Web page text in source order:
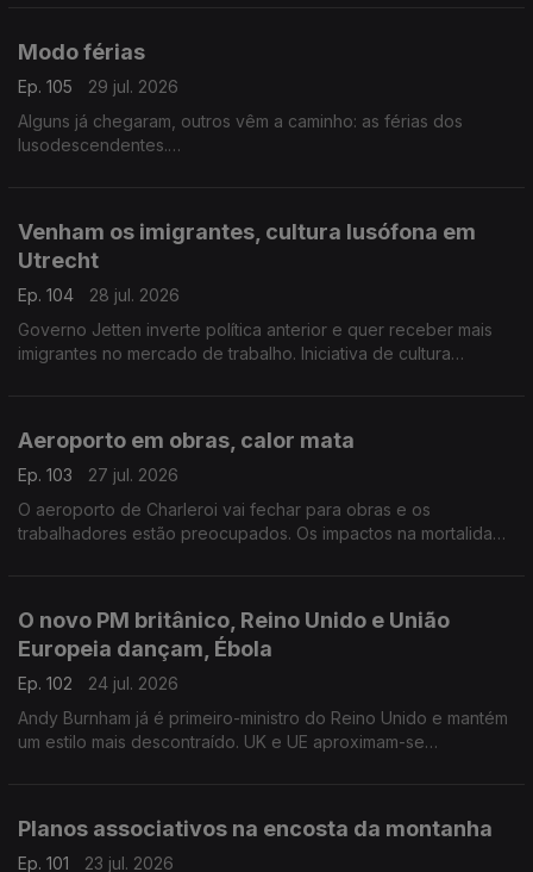
Modo férias
Ep. 105
29 jul. 2026
Alguns já chegaram, outros vêm a caminho: as férias dos
lusodescendentes.
Venham os imigrantes, cultura lusófona em
Utrecht
Ep. 104
28 jul. 2026
Governo Jetten inverte política anterior e quer receber mais
imigrantes no mercado de trabalho. Iniciativa de cultura
Aeroporto em obras, calor mata
Ep. 103
27 jul. 2026
O aeroporto de Charleroi vai fechar para obras e os
trabalhadores estão preocupados. Os impactos na mortalidade
O novo PM britânico, Reino Unido e União
Europeia dançam, Ébola
Ep. 102
24 jul. 2026
Andy Burnham já é primeiro-ministro do Reino Unido e mantém
um estilo mais descontraído. UK e UE aproximam-se
Planos associativos na encosta da montanha
Ep. 101
23 jul. 2026